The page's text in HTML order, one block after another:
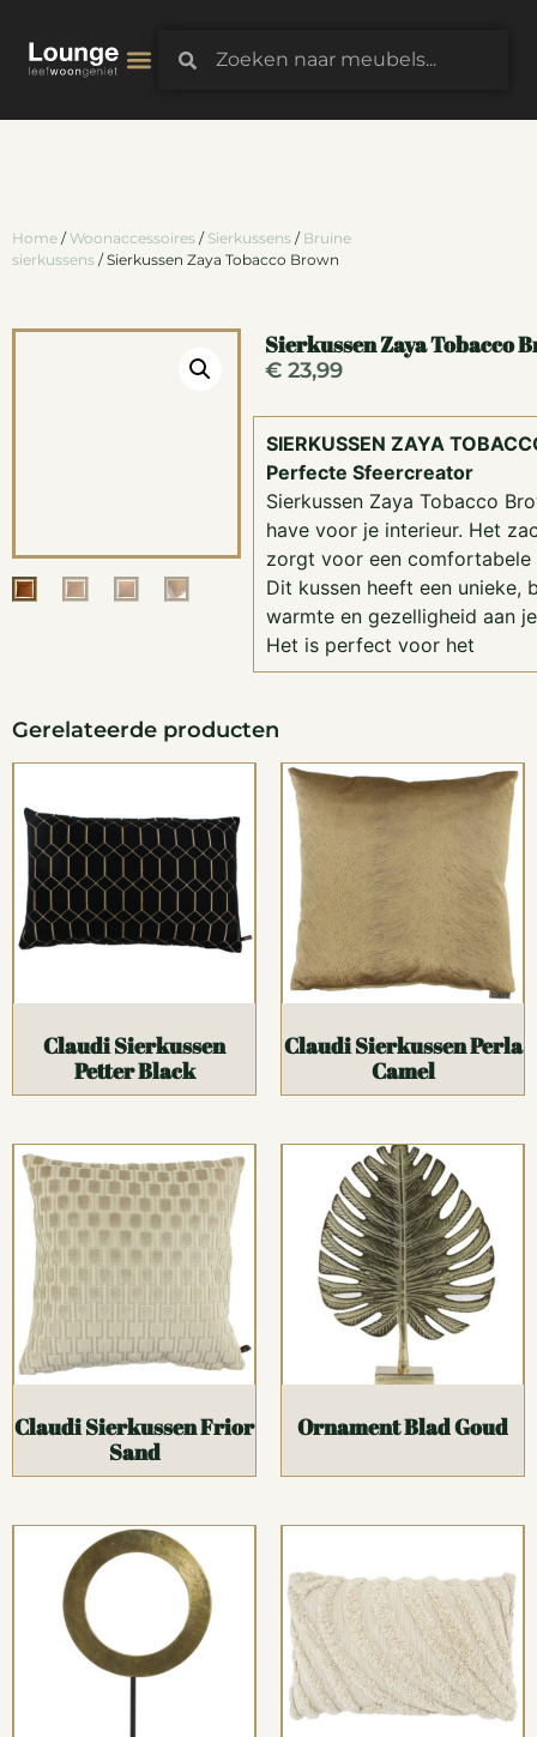
Home / Woonaccessoires / Sierkussens / Bruine
sierkussens / Sierkussen Zaya Tobacco Brown
Sierkussen Zaya Tobacco
€23,99
SIERKUSSEN ZAYA
Perfecte Sfeercreator
Sierkussen Zaya Tobacco
have voor je interieur. Het
zorgt voor een comfortabele
Dit kussen heeft een unieke,
warmte en gezelligheid aan
Het is perfect voor het
Gerelateerde producten
Claudi Sierkussen
Petter Black
Claudi Sierkussen Perla
Camel
Claudi Sierkussen Frior
Sand
Ornament Blad Goud